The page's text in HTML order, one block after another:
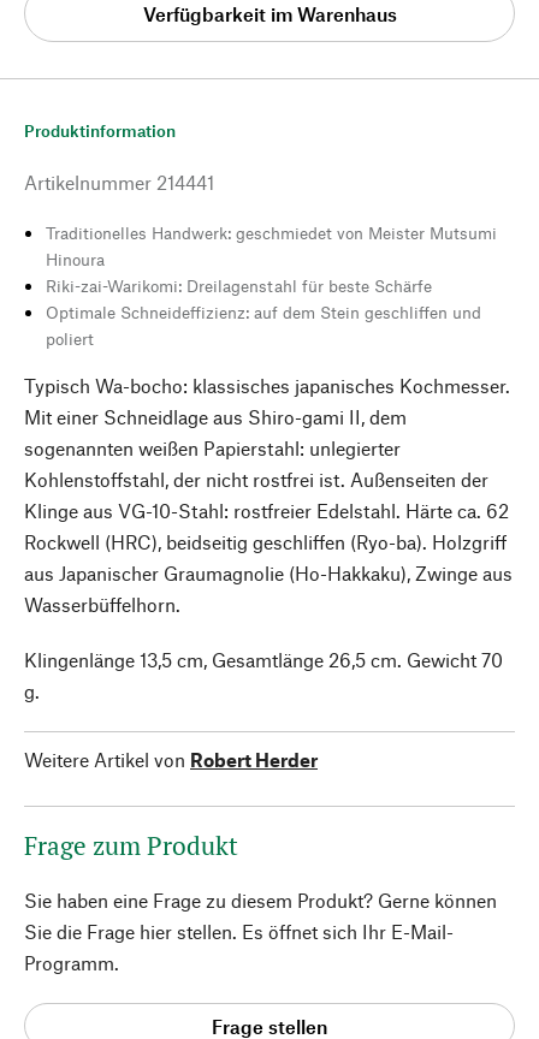
Verfügbarkeit im Warenhaus
Produktinformation
Artikelnummer 214441
Traditionelles Handwerk: geschmiedet von Meister Mutsumi
Hinoura
Riki-zai-Warikomi: Dreilagenstahl für beste Schärfe
Optimale Schneideffizienz: auf dem Stein geschliffen und
poliert
Typisch Wa-bocho: klassisches japanisches Kochmesser.
Mit einer Schneidlage aus Shiro-gami II, dem
sogenannten weißen Papierstahl: unlegierter
Kohlenstoffstahl, der nicht rostfrei ist. Außenseiten der
Klinge aus VG-10-Stahl: rostfreier Edelstahl. Härte ca. 62
Rockwell (HRC), beidseitig geschliffen (Ryo-ba). Holzgriff
aus Japanischer Graumagnolie (Ho-Hakkaku), Zwinge aus
Wasserbüffelhorn.
Klingenlänge 13,5 cm, Gesamtlänge 26,5 cm. Gewicht 70
g.
Weitere Artikel von Robert Herder
Frage zum Produkt
Sie haben eine Frage zu diesem Produkt? Gerne können
Sie die Frage hier stellen. Es öffnet sich Ihr E-Mail-
Programm.
Frage stellen